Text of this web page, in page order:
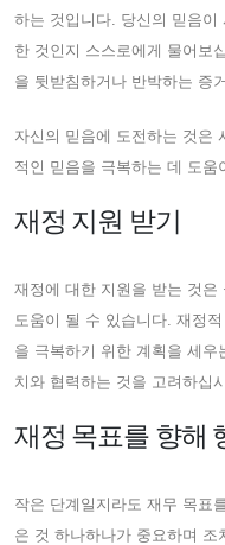
하는 것입니다. 당신의 믿음이
한 것인지 스스로에게 물어보
을 뒷받침하거나 반박하는 증
자신의 믿음에 도전하는 것은
적인 믿음을 극복하는 데 도움
재정 지원 받기
재정에 대한 지원을 받는 것은
도움이 될 수 있습니다. 재정
을 극복하기 위한 계획을 세
치와 협력하는 것을 고려하십
재정 목표를 향해
작은 단계일지라도 재무 목표
은 것 하나하나가 중요하며